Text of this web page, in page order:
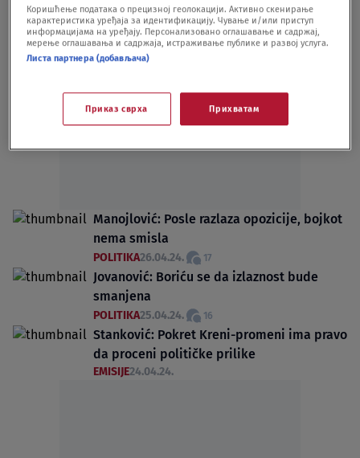
Manojlović: Posle razlaza opozicije, bojkot
nema smisla
POLITIKA26.04.24. 17
Jovanović: Boriću se da izlaznost bude
smanjena
POLITIKA25.04.24. 16
Stanković: Pokret Kreni-promeni ima pravo
da proceni političke prilike
EMISIJE24.04.24.
Коришћење података о прецизној геолокацији. Активно скенирање
карактеристика уређаја за идентификацију. Чување и/или приступ
информацијама на уређају. Персонализовано оглашавање и садржај,
мерење оглашавања и садржаја, истраживање публике и развој услуга.
Листа партнера (добављача)
Приказ сврха Прихватам